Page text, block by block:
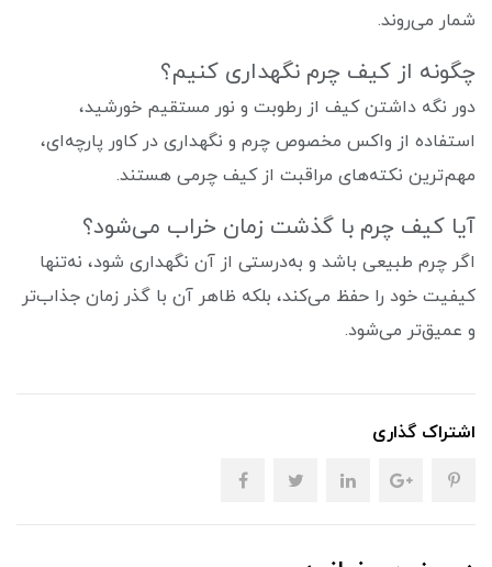
شمار می‌روند.
چگونه از کیف چرم نگهداری کنیم؟
دور نگه داشتن کیف از رطوبت و نور مستقیم خورشید،
استفاده از واکس مخصوص چرم و نگهداری در کاور پارچه‌ای،
مهم‌ترین نکته‌های مراقبت از کیف چرمی هستند.
آیا کیف چرم با گذشت زمان خراب می‌شود؟
اگر چرم طبیعی باشد و به‌درستی از آن نگهداری شود، نه‌تنها
کیفیت خود را حفظ می‌کند، بلکه ظاهر آن با گذر زمان جذاب‌تر
و عمیق‌تر می‌شود.
اشتراک گذاری